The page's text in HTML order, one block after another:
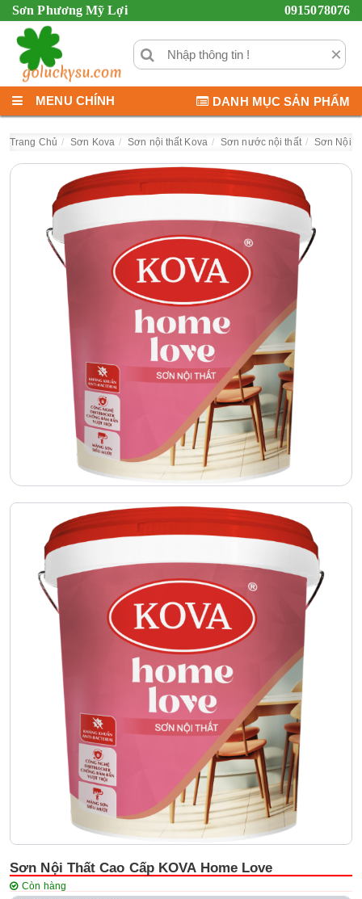
Sơn Phương Mỹ Lợi 0915078076
×
MENU CHÍNH DANH MỤC SẢN PHẨM
Trang Chủ Sơn Kova Sơn nội thất Kova Sơn nước nội thất Sơn Nội
Sơn Nội Thất Cao Cấp KOVA Home Love
Còn hàng